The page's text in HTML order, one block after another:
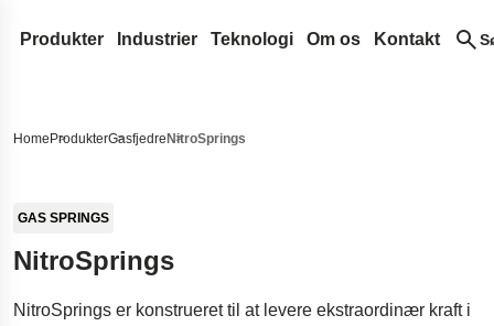
Produkter
Trykfjedre
Torsionsfjedre
Bølgefjedre
Flade fjedre
Låsbare gasfjedre
NitroSprings
Bøsninger
Seegerringe og låseringe
Standardfjedre
Portfjedre
Industrier
Automotive Eftermarkedsfjedre
Hydraulik
Elektronik
Teknologi
Fjederterminologi
Om os
Certifikater
Kontakt
Home ProdukterGasfjedre NitroSprings
GAS SPRINGS
NitroSprings
NitroSprings er konstrueret til at levere ekstraordinær kraft i